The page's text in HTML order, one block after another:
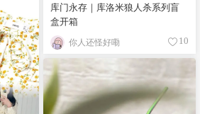
库门永存｜库洛米狼人杀系列盲
盒开箱
你人还怪好嘞 10